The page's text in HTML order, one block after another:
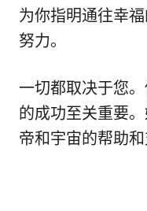
为你指明通往幸
努力。
一切都取决于您
的成功至关重要
帝和宇宙的帮助和